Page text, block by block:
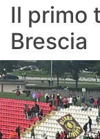
Il primo
Brescia